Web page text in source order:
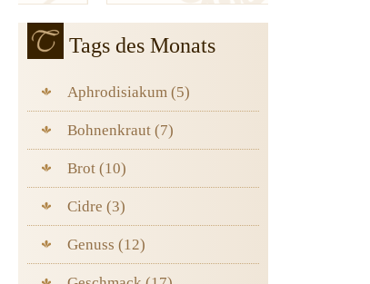
Tags des Monats
Aphrodisiakum (5)
Bohnenkraut (7)
Brot (10)
Cidre (3)
Genuss (12)